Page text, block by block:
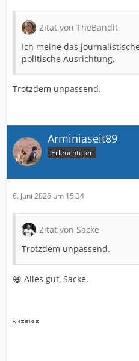
Zitat von TheBandit
Ich meine das
politische Ausrichtung.
Trotzdem unpassend.
Arminiaseit89
Erleuchteter
6. Juni 2026 um 15:34
Zitat von Sacke
Trotzdem unpassend.
😆 Alles gut, Sacke.